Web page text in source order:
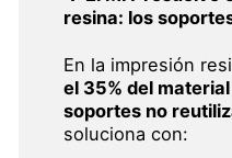
resina: los
En la impresión
el 35% del
soportes no
soluciona con: